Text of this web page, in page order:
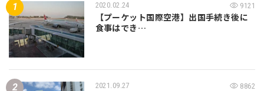
2020.02.24 9121
【プーケット国際空港】出国手続き後に
食事はでき…
2021.09.27 8862